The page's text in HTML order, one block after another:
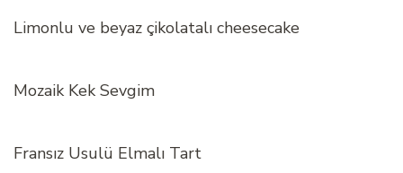
Limonlu ve beyaz çikolatalı cheesecake
Mozaik Kek Sevgim
Fransız Usulü Elmalı Tart